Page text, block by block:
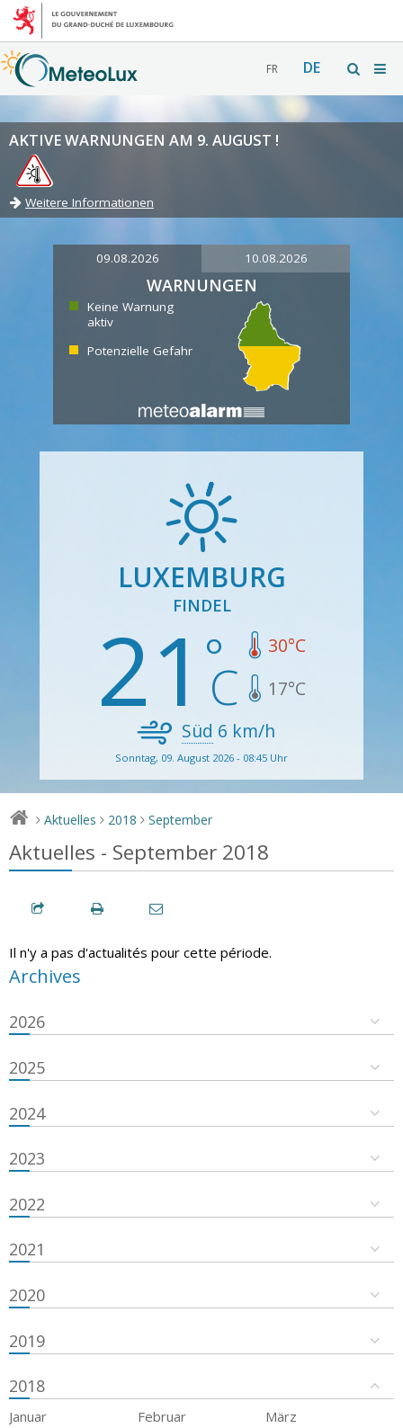
FR DE
AKTIVE WARNUNGEN AM 9. AUGUST !
Weitere Informationen
09.08.2026 10.08.2026
WARNUNGEN
Keine Warnung
aktiv
Potenzielle Gefahr
LUXEMBURG
FINDEL
21 30°C
17°C
Süd 6 km/h
Sonntag, 09. August 2026 - 08:45 Uhr
> Aktuelles > 2018 > September
Aktuelles - September 2018
Il n'y a pas d'actualités pour cette période.
Archives
2026
2025
2024
2023
2022
2021
2020
2019
2018
Januar Februar
März